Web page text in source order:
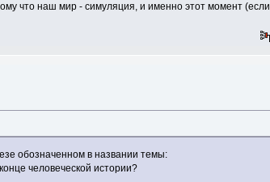
что наш мир - симуляция, и именно этот момент (если
обозначенном в названии темы:
человеческой истории?